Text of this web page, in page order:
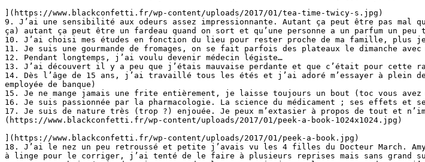
](https://www.blackconfetti.fr/wp-content/uploads/2017/01/tea-time-twicy-s.jpg)
9. J’ai une sensibilité aux odeurs assez impressionnante. Autant ça peut être pas mal
ça) autant ça peut être un fardeau quand on sort et qu’une personne a un parfum un
10. J’ai choisi mes études en fonction du lieu pour rester proche de ma famille, plus
11. Je suis une gourmande de fromages, on se fait parfois des plateaux le dimanche
12. Pendant longtemps, j’ai voulu devenir médecin légiste…
13. J’ai découvert il y a peu que j’étais mauvaise perdante et que c’était pour cette
14. Dès l’âge de 15 ans, j’ai travaillé tous les étés et j’ai adoré m’essayer à plein
employée de banque)
15. Je ne mange jamais une frite entièrement, je laisse toujours un bout (toc vous
16. Je suis passionnée par la pharmacologie. La science du médicament ; ses effets et
17. Je suis de nature très (trop ?) enjouée. Je peux m’extasier à propos de tout et
(https://www.blackconfetti.fr/wp-content/uploads/2017/01/peek-a-book-1024x1024.jpg)
](https://www.blackconfetti.fr/wp-content/uploads/2017/01/peek-a-book.jpg)
18. J’ai le nez un peu retroussé et petite j’avais vu les 4 filles du Docteur March.
à linge pour le corriger, j’ai tenté de le faire à plusieurs reprises mais sans grand